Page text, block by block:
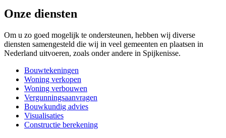
Onze diensten
Om u zo goed mogelijk te ondersteunen, hebben wij diverse
diensten samengesteld die wij in veel gemeenten en plaatsen in
Nederland uitvoeren, zoals onder andere in Spijkenisse.
Bouwtekeningen
Woning verkopen
Woning verbouwen
Vergunningsaanvragen
Bouwkundig advies
Visualisaties
Constructie berekening